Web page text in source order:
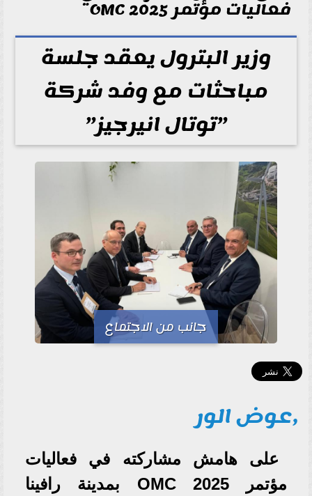
فعاليات مؤتمر 2025 OMC
وزير البترول يعقد جلسة
مباحثات مع وفد شركة
”توتال انيرجيز”
جانب من الاجتماع
,عوض الور
على هامش مشاركته في فعاليات
مؤتمر 2025 OMC بمدينة رافينا